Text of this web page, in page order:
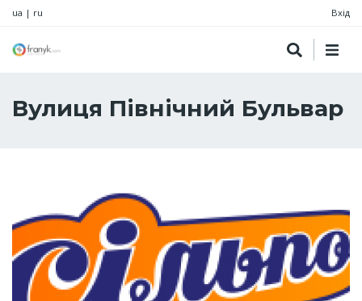
ua | ru Вхід
Вулиця Північний Бульвар